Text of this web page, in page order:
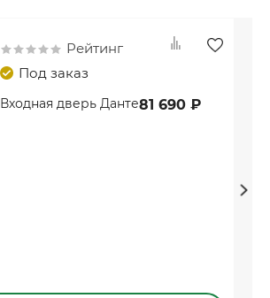
Рейтинг
Под заказ
Входная дверь Данте81 690 ₽